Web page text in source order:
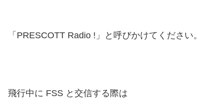
「PRESCOTT Radio !」と呼びかけてください。
飛行中に FSS と交信する際は